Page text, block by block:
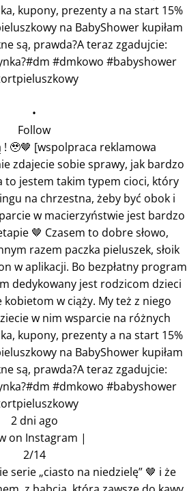
•
Follow
🥹🤎 [wspolpraca reklamowa
zdajecie sobie sprawy, jak bardzo
to jestem takim typem cioci, który
na chrzestna, żeby być obok i
w macierzyństwie jest bardzo
🤎 Czasem to dobre słowo,
razem paczka pieluszek, słoik
w aplikacji. Bo bezpłatny program
dedykowany jest rodzicom dzieci
kobietom w ciąży. My też z niego
w nim wsparcie na różnych
kupony, prezenty a na start 15%
na BabyShower kupiłam
są, prawda?A teraz zgadujcie:
#dmkowo #babyshower
2 dni ago
on Instagram |
2/14